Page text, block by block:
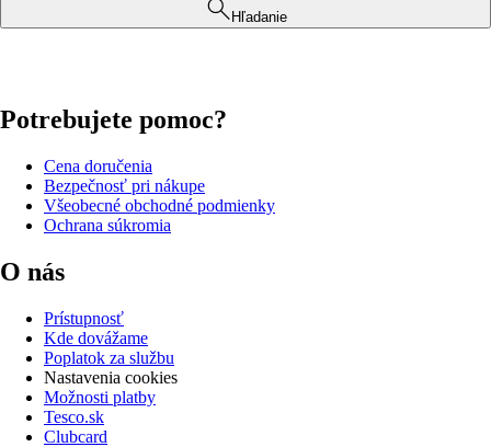
Hľadanie
Potrebujete pomoc?
Cena doručenia
Bezpečnosť pri nákupe
Všeobecné obchodné podmienky
Ochrana súkromia
O nás
Prístupnosť
Kde dovážame
Poplatok za službu
Nastavenia cookies
Možnosti platby
Tesco.sk
Clubcard